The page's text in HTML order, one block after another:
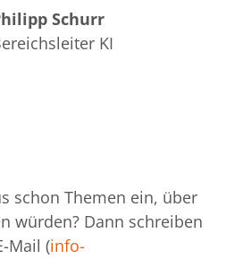
Schurr
KI
schon Themen ein, über
würden? Dann schreiben
Mail (info-